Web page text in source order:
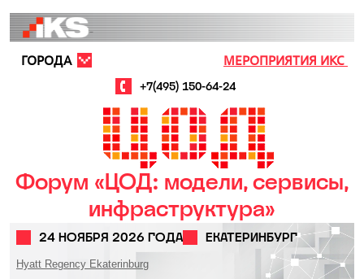
МЕРОПРИЯТИЯ ИКС
+7(495) 150-64-24
ГОРОДА
Форум «ЦОД: модели, сервисы,
инфраструктура»
24 НОЯБРЯ 2026 ГОДА ЕКАТЕРИНБУРГ
Hyatt Regency Ekaterinburg